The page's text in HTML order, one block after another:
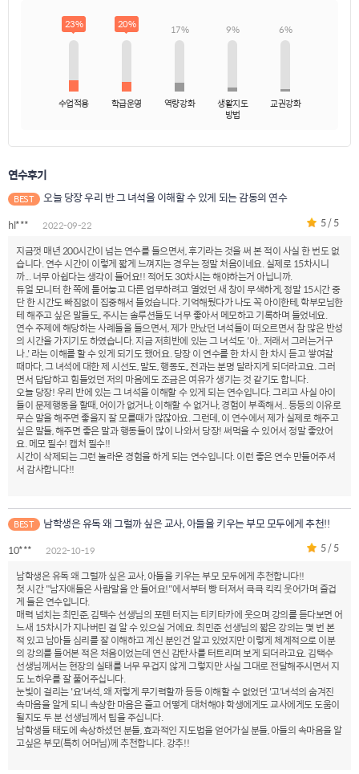
23%
수업적용
20%
학급운영
17%
역량강화
9%
생활지도
방법
6%
교권강화
연수후기
BEST 오늘 당장 우리 반 그 녀석을 이해할 수 있게 되는 감동의 연수
hl*** 2022-09-22
5 / 5
지금껏 매년 200시간이 넘는 연수를 들으면서, 후기라는 것을 써 본 적이 사실 한 번도 없
습니다. 연수 시간이 이렇게 짧게 느껴지는 경우는 정말 처음이네요. 실제로 15차시니
까... 너무 아쉽다는 생각이 들어요!! 적어도 30차시는 해야하는거 아닙니까.
듀얼 모니터 한 쪽에 틀어놓고 다른 업무하려고 열었던 새 창이 무색하게, 정말 15시간 중
단 한 시간도 빠짐없이 집중해서 들었습니다. 기억해뒀다가 나도 꼭 아이한테, 학부모님한
테 해주고 싶은 말들도,, 주시는 솔루션들도 너무 좋아서 메모하고 기록하며 들었네요.
연수 주제에 해당하는 사례들을 들으면서, 제가 만났던 녀석들이 떠오르면서 참 많은 반성
의 시간을 가지기도 하였습니다. 지금 저희반에 있는 그 녀석도 '아.. 저래서 그러는거구
나..' 라는 이해를 할 수 있게 되기도 했어요. 당장 이 연수를 한 차시 한 차시 듣고 쌓여갈
때마다, 그 녀석에 대한 제 시선도, 말도, 행동도,, 전과는 분명 달라지게 되더라고요. 그러
면서 답답하고 힘들었던 저의 마음에도 조금은 여유가 생기는 것 같기도 합니다.
오늘 당장! 우리 반에 있는 그 녀석을 이해할 수 있게 되는 연수입니다. 그리고 사실 아이
들이 문제행동을 할때, 어이가 없거나, 이해할 수 없거나, 경험이 부족해서.. 등등의 이유로
무슨 말을 해주면 좋을지 잘 모를때가 많잖아요. 그런데, 이 연수에서 제가 실제로 해주고
싶은 말들, 해주면 좋은 말과 행동들이 많이 나와서 당장! 써먹을 수 있어서 정말 좋았어
요. 메모 필수! 캡처 필수!!
시간이 삭제되는 그런 놀라운 경험을 하게 되는 연수입니다. 이런 좋은 연수 만들어주셔
서 감사합니다!!
BEST 남학생은 유독 왜 그럴까 싶은 교사, 아들을 키우는 부모 모두에게 추천!!
10*** 2022-10-19
5 / 5
남학생은 유독 왜 그럴까 싶은 교사, 아들을 키우는 부모 모두에게 추천합니다!!
첫 시간 "남자애들은 사람말을 안 들어요!"에서부터 빵 터져서 큭큭 킥킥 웃어가며 즐겁
게 들은 연수입니다.
매력 넘치는 최민준, 김택수 선생님의 포텐 터지는 티키타카에 웃으며 강의를 듣다보면 어
느새 15차시가 지나버린 걸 알 수 있으실 거에요. 최민준 선생님의 짧은 강의는 몇 번 본
적 있고 남아들 심리를 잘 이해하고 계신 분인건 알고 있었지만 이렇게 체계적으로 이분
의 강의를 들어본 적은 처음이었는데 연신 감탄사를 터트리며 보게 되더라고요. 김택수
선생님께서는 현장의 실태를 너무 무겁지 않게 그렇지만 사실 그대로 전달해주시면서 지
도 노하우를 잘 풀어주십니다.
눈빛이 걸리는 '요'녀석, 왜 저렇게 무기력할까 등등 이해할 수 없었던 '고'녀석의 숨겨진
속마음을 알게 되니 속상한 마음은 줄고 어떻게 대처해야 학생에게도 교사에게도 도움이
될지도 두 분 선생님께서 팁을 주십니다.
남학생들 태도에 속상하셨던 분들, 효과적인 지도법을 얻어가실 분들, 아들의 속마음을 알
고싶은 부모(특히 어머님)께 추천합니다. 강추!!